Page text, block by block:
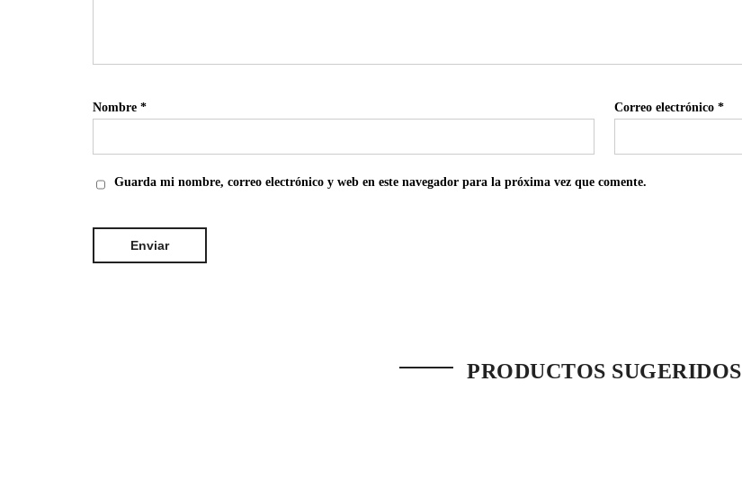
Nombre * Correo electrónico*
Guarda mi nombre, correo electrónico y web en este navegador para la próxima vez que comente.
PRODUCTOS SUGERIDOS